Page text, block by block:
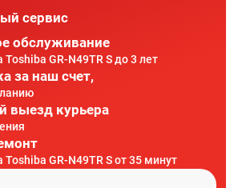
сервис
обслуживание
GR-N49TR S до 3 лет
за наш счет,
выезд курьера
GR-N49TR S от 35 минут